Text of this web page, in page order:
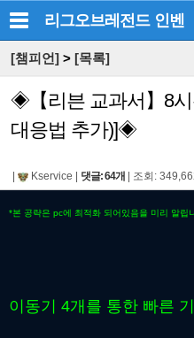
리그오브레전드 인벤
[챔피언] > [목록]
◈【리븐 교과서】8시
대응법 추가)]◈
Kservice 댓글: 64개 조회:
*본 공략은 pc에 최적화 되어있음을 미리 알립
이동기 4개를 통한 빠른